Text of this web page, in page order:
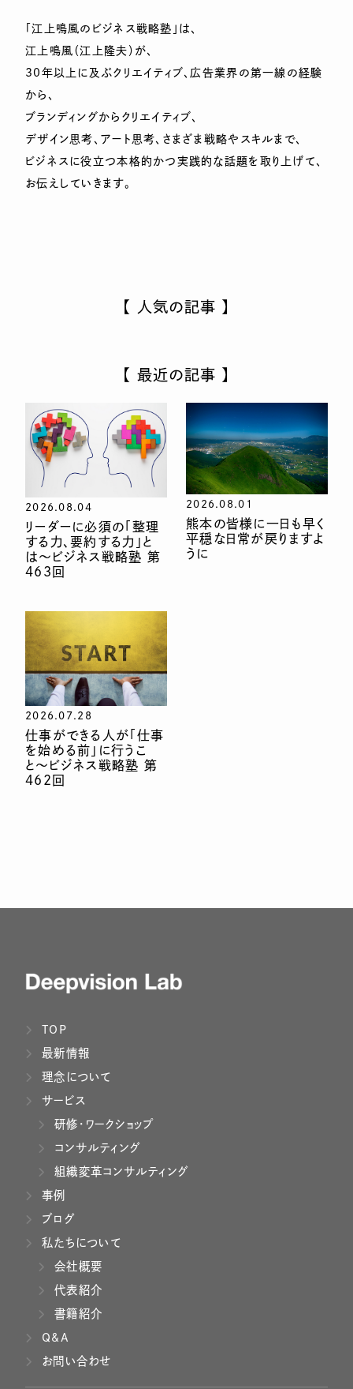
「江上鳴風のビジネス戦略塾」は、
江上鳴風（江上隆夫）が、
30年以上に及ぶクリエイティブ、広告業界の第一線の経験
から、
ブランディングからクリエイティブ、
デザイン思考、アート思考、さまざま戦略やスキルまで、
ビジネスに役立つ本格的かつ実践的な話題を取り上げて、
お伝えしていきます。
【 人気の記事 】
【 最近の記事 】
2026.08.04
リーダーに必須の「整理
する力、要約する力」と
は〜ビジネス戦略塾 第
463回
2026.08.01
熊本の皆様に一日も早く
平穏な日常が戻りますよ
うに
2026.07.28
仕事ができる人が「仕事
を始める前」に行うこ
と〜ビジネス戦略塾 第
462回
TOP
最新情報
理念について
サービス
研修・ワークショップ
コンサルティング
組織変革コンサルティング
事例
ブログ
私たちについて
会社概要
代表紹介
書籍紹介
Q&A
お問い合わせ